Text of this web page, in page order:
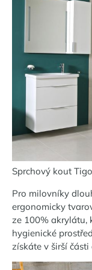
Sprchový kout Tigo
Pro milovníky
ergonomicky
ze 100% akrylátu,
hygienické
získáte v širší